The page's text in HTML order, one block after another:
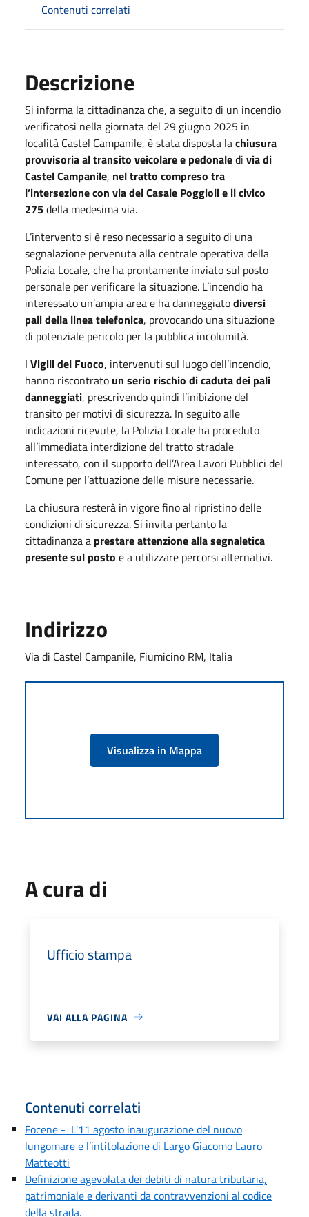
Contenuti correlati
Descrizione
Si informa la cittadinanza che, a seguito di un incendio
verificatosi nella giornata del 29 giugno 2025 in
località Castel Campanile, è stata disposta lachiusura
provvisoria al transito veicolare e pedonaledi via di
Castel Campanile, nel tratto compreso tra
l’intersezione con via del Casale Poggioli e il civico
275della medesima via.
L’intervento si è reso necessario a seguito di una
segnalazione pervenuta alla centrale operativa della
Polizia Locale, che ha prontamente inviato sul posto
personale per verificare la situazione. L’incendio ha
interessato un’ampia area e ha danneggiatodiversi
pali della linea telefonica, provocando una situazione
di potenziale pericolo per la pubblica incolumità.
I Vigili del Fuoco, intervenuti sul luogo dell’incendio,
hanno riscontrato un serio rischio di caduta dei pali
danneggiati, prescrivendo quindi l’inibizione del
transito per motivi di sicurezza. In seguito alle
indicazioni ricevute, la Polizia Locale ha proceduto
all’immediata interdizione del tratto stradale
interessato, con il supporto dell’Area Lavori Pubblici del
Comune per l’attuazione delle misure necessarie.
La chiusura resterà in vigore fino al ripristino delle
condizioni di sicurezza. Si invita pertanto la
cittadinanza a prestare attenzione alla segnaletica
presente sul posto e a utilizzare percorsi alternativi.
Indirizzo
Via di Castel Campanile, Fiumicino RM, Italia
Visualizza in Mappa
A cura di
Ufficio stampa
VAI ALLA PAGINA
Contenuti correlati
Focene - L'11 agosto inaugurazione del nuovo
lungomare e l’intitolazione di Largo Giacomo Lauro
Matteotti
Definizione agevolata dei debiti di natura tributaria,
patrimoniale e derivanti da contravvenzioni al codice
della strada.